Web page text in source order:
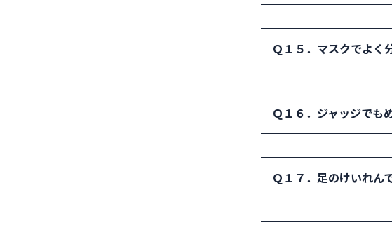
危険がある場合は中断
解決例： 照明がある
続けてから中断する。
Ｑ１５．マスクでよく
解決例： 近くへ行っ
て下さいね」と声をか
グを取る。選手がタオ
Ｑ１６．ジャッジでも
解決例： クレーコー
コートではロービング
認をする。
Ｑ１７．足のけいれん
解決例： 急いで選手